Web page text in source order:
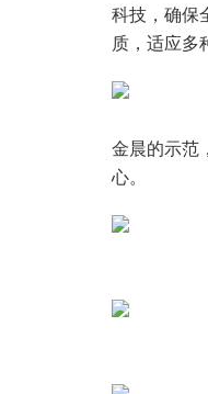
科技，确保
质，适应多
金晨的示范
心。